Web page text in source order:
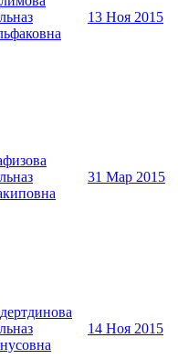
13 Ноя 2015
31 Мар 2015
14 Ноя 2015